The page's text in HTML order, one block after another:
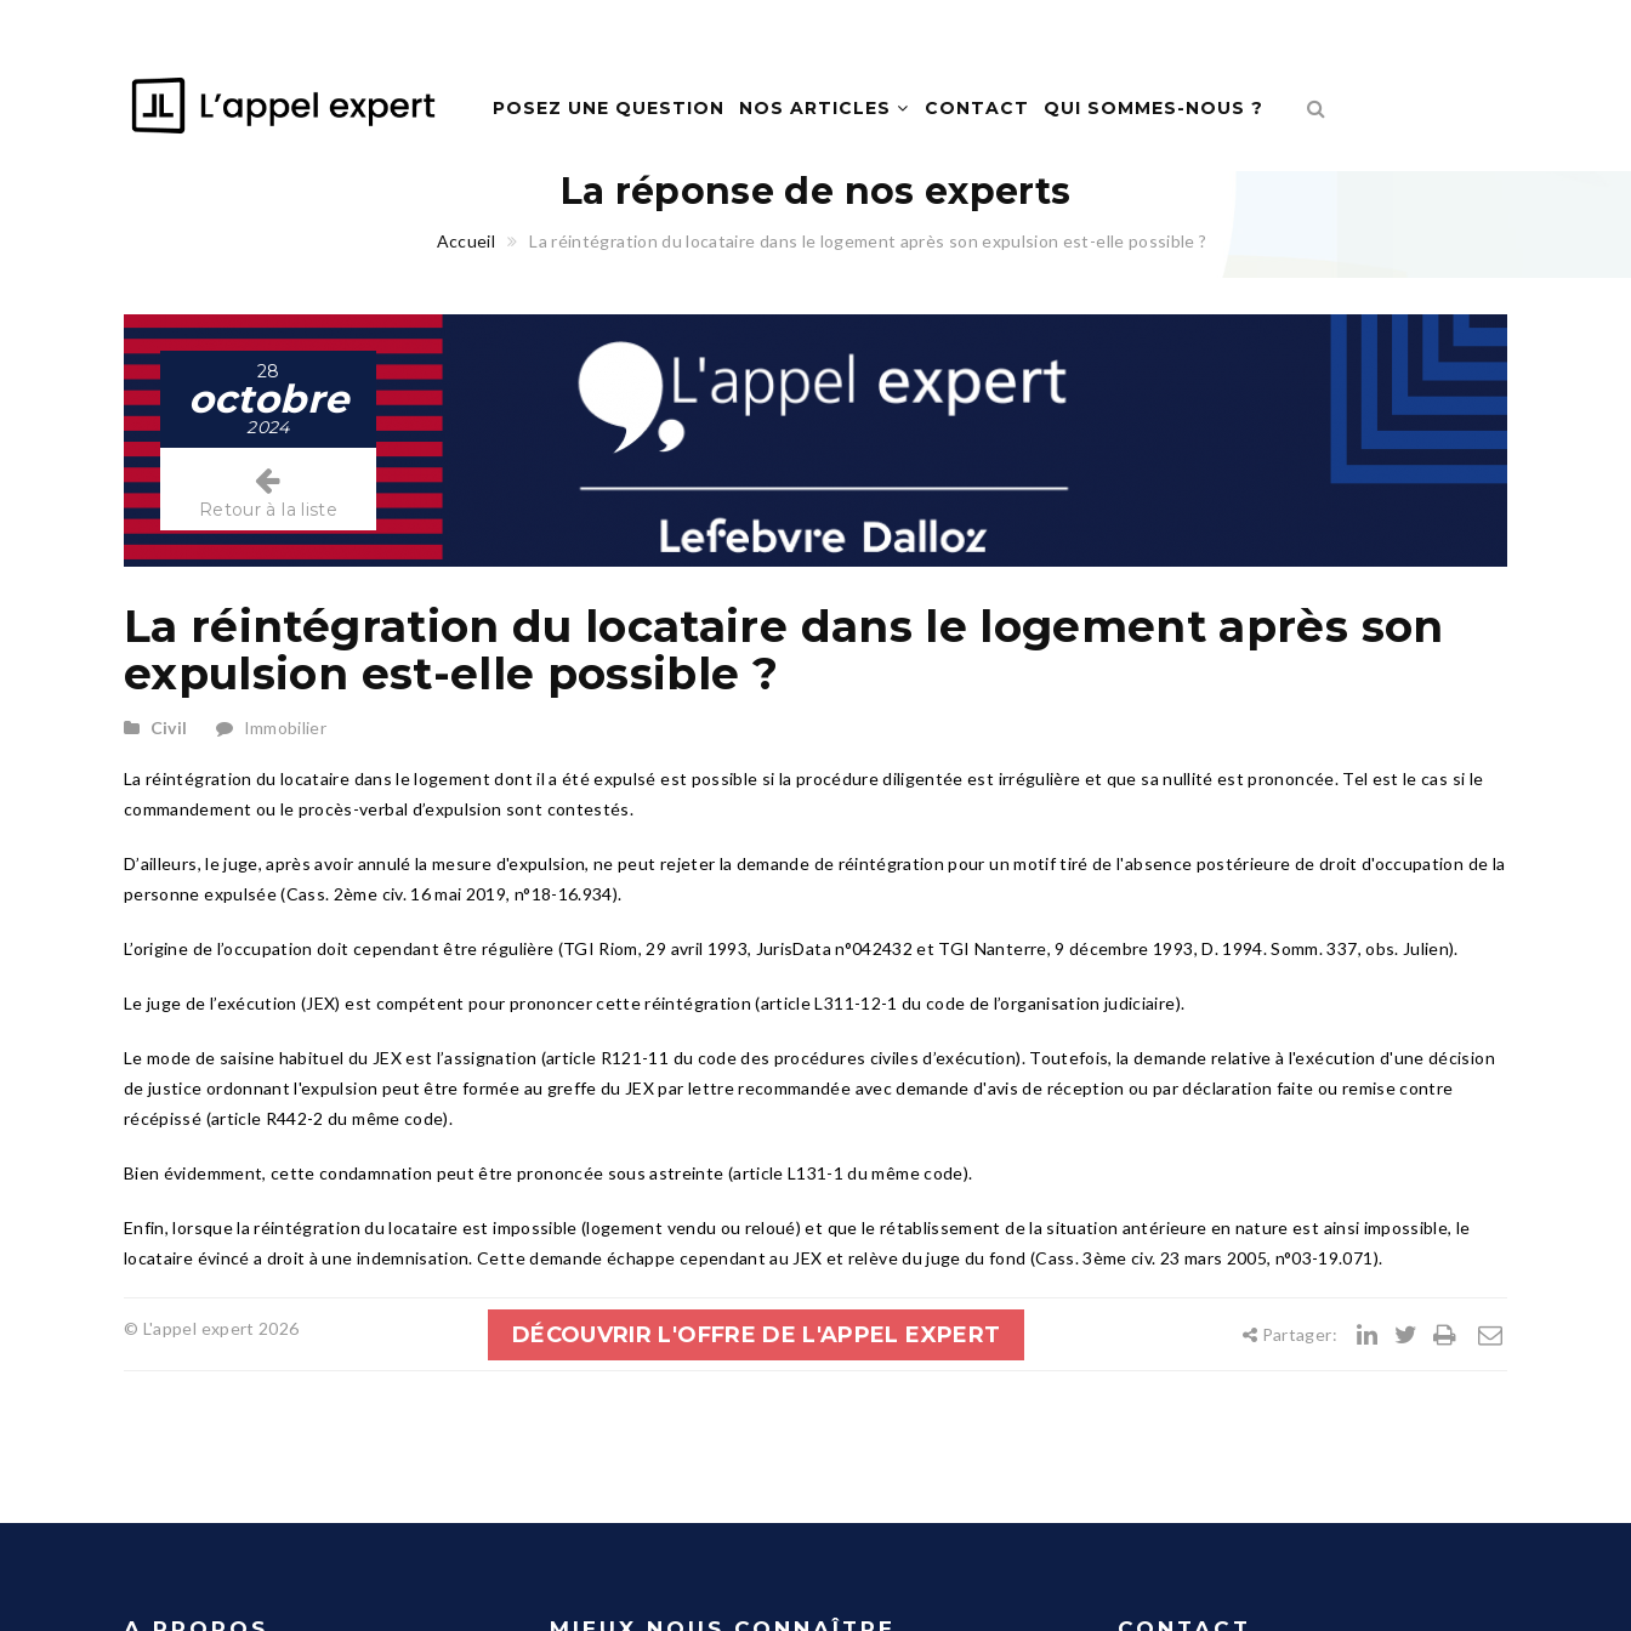
POSEZ UNE QUESTION NOS ARTICLES CONTACT QUI SOMMES-NOUS ?
La réponse de nos experts
Accueil La réintégration du locataire dans le logement après son expulsion est-elle possible ?
28
octobre
2024
Retour à la liste
La réintégration du locataire dans le logement après son
expulsion est-elle possible ?
Civil Immobilier
La réintégration du locataire dans le logement dont il a été expulsé est possible si la procédure diligentée est irrégulière et que sa nullité est prononcée. Tel est le cas si le
commandement ou le procès-verbal d’expulsion sont contestés.
D’ailleurs, le juge, après avoir annulé la mesure d'expulsion, ne peut rejeter la demande de réintégration pour un motif tiré de l'absence postérieure de droit d'occupation de la
personne expulsée (Cass. 2ème civ. 16 mai 2019, n°18-16.934).
L’origine de l’occupation doit cependant être régulière (TGI Riom, 29 avril 1993, JurisData n°042432 et TGI Nanterre, 9 décembre 1993, D. 1994. Somm. 337, obs. Julien).
Le juge de l’exécution (JEX) est compétent pour prononcer cette réintégration (article L311-12-1 du code de l’organisation judiciaire).
Le mode de saisine habituel du JEX est l’assignation (article R121-11 du code des procédures civiles d’exécution). Toutefois, la demande relative à l'exécution d'une décision
de justice ordonnant l'expulsion peut être formée au greffe du JEX par lettre recommandée avec demande d'avis de réception ou par déclaration faite ou remise contre
récépissé (article R442-2 du même code).
Bien évidemment, cette condamnation peut être prononcée sous astreinte (article L131-1 du même code).
Enfin, lorsque la réintégration du locataire est impossible (logement vendu ou reloué) et que le rétablissement de la situation antérieure en nature est ainsi impossible, le
locataire évincé a droit à une indemnisation. Cette demande échappe cependant au JEX et relève du juge du fond (Cass. 3ème civ. 23 mars 2005, n°03-19.071).
© L'appel expert 2026 Partager:
DÉCOUVRIR L'OFFRE DE L'APPEL EXPERT